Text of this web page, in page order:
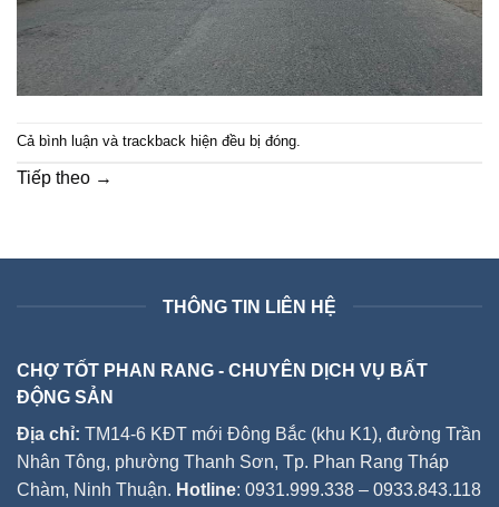
Cả bình luận và trackback hiện đều bị đóng.
Tiếp theo →
THÔNG TIN LIÊN HỆ
CHỢ TỐT PHAN RANG - CHUYÊN DỊCH VỤ BẤT
ĐỘNG SẢN
Địa chỉ: TM14-6 KĐT mới Đông Bắc (khu K1), đường Trần
Nhân Tông, phường Thanh Sơn, Tp. Phan Rang Tháp
Chàm, Ninh Thuận. Hotline: 0931.999.338 – 0933.843.118